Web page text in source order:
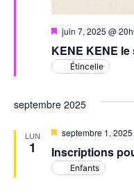
KENE KENE le
Mis
avant
juin 7, 2025 @
Étincelle
septembre 2025
LUN
1 Inscriptions
Mis
avant
septembre 1,
Enfants